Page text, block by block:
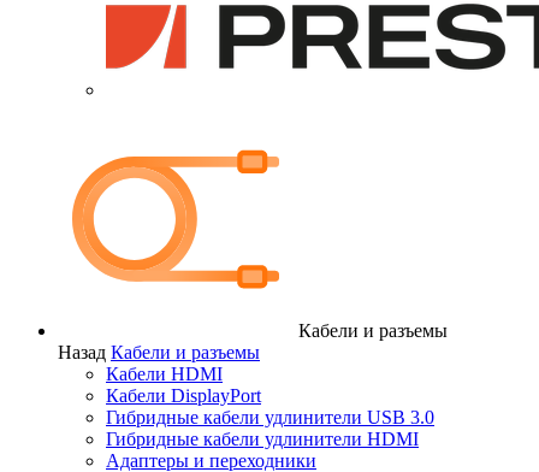
Кабели и разъемы
Назад Кабели и разъемы
Кабели HDMI
Кабели DisplayPort
Гибридные кабели удлинители USB 3.0
Гибридные кабели удлинители HDMI
Адаптеры и переходники